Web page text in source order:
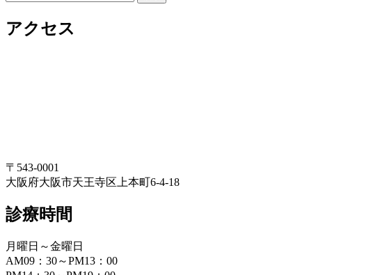
アクセス
〒543-0001
大阪府大阪市天王寺区上本町6-4-18
診療時間
月曜日～金曜日
AM09：30～PM13：00